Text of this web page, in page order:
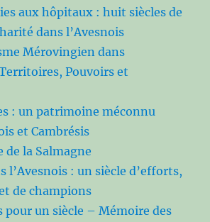
aux hôpitaux : huit siècles de
dans l’Avesnois
Mérovingien dans
Pouvoirs et
: un patrimoine méconnu
et Cambrésis
de la Salmagne
l’Avesnois : un siècle d’efforts,
de champions
pour un siècle – Mémoire des